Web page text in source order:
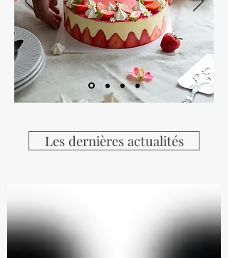
Les dernières actualités